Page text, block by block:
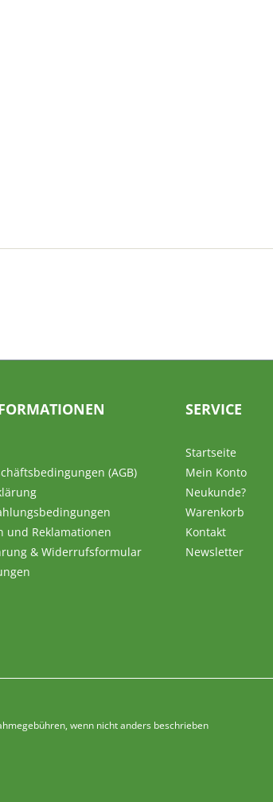
(AGB)
und Reklamationen
& Widerrufsformular
SERVICE
Startseite
Mein Konto
Neukunde?
Warenkorb
Kontakt
Newsletter
wenn nicht anders beschrieben